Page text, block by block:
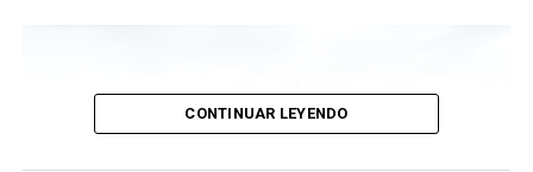
CONTINUAR LEYENDO